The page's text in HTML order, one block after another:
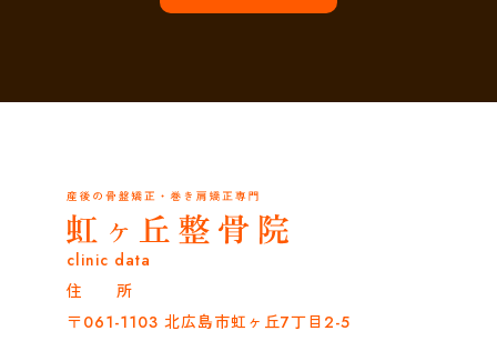
clinic data
住 所
〒061-1103 北広島市虹ヶ丘7丁目2-5